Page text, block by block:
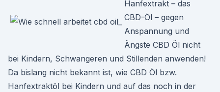
Hanfextrakt – das
CBD-Öl – gegen
Anspannung und
Ängste CBD Öl nicht
bei Kindern, Schwangeren und Stillenden anwenden!
Da bislang nicht bekannt ist, wie CBD Öl bzw.
Hanfextraktöl bei Kindern und auf das noch in der